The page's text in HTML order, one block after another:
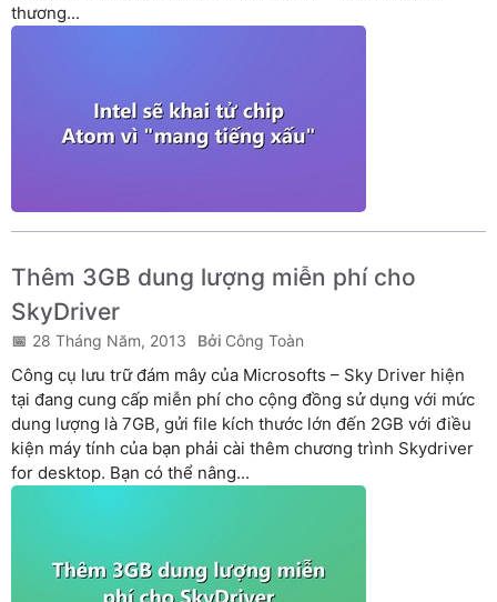
thương...
Thêm 3GB dung lượng miễn phí cho
SkyDriver
28 Tháng Năm, 2013 Công Toàn
Công cụ lưu trữ đám mây của Microsofts – Sky Driver hiện
tại đang cung cấp miễn phí cho cộng đồng sử dụng với mức
dung lượng là 7GB, gửi file kích thước lớn đến 2GB với điều
kiện máy tính của bạn phải cài thêm chương trình Skydriver
for desktop. Bạn có thể nâng...